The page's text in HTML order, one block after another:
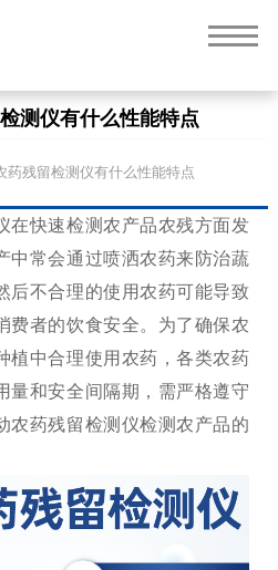
测仪有什么性能特点
药残留检测仪有什么性能特点
快速检测农产品农残方面发
中常会通过喷洒农药来防治蔬
后不合理的使用农药可能导致
费者的饮食安全。为了确保农
植中合理使用农药，各类农药
量和安全间隔期，需严格遵守
农药残留检测仪检测农产品的